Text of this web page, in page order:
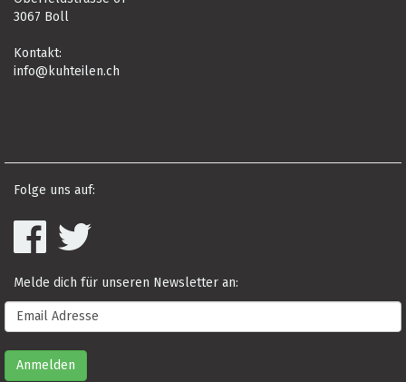
3067 Boll
Kontakt:
info@kuhteilen.ch
Folge uns auf:
Melde dich für unseren Newsletter an: